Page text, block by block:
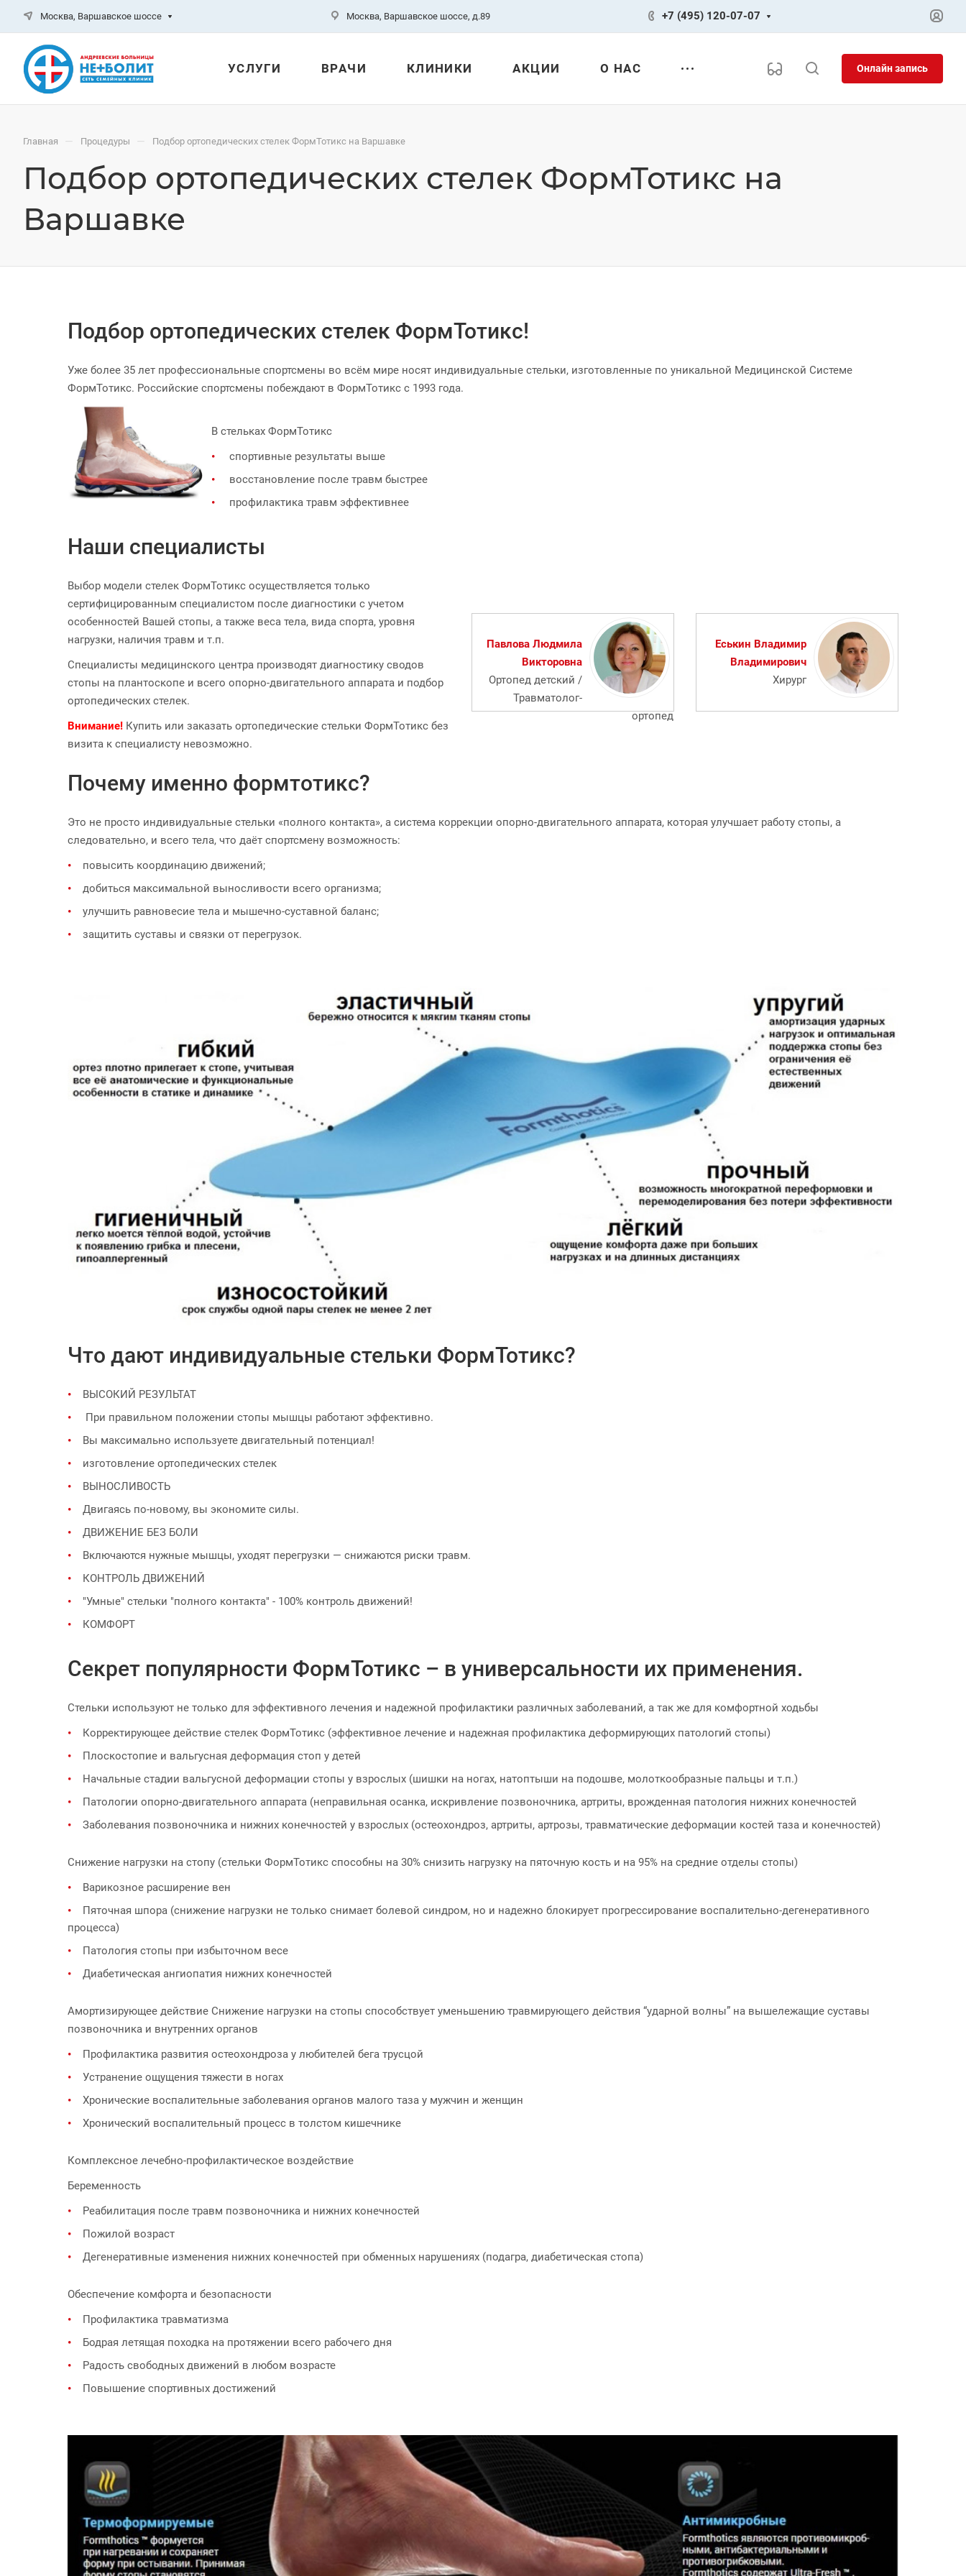
Москва, Варшавское шоссе Москва, Варшавское шоссе, д.89 +7 (495) 120-07-07
УСЛУГИ ВРАЧИ КЛИНИКИ АКЦИИ О НАС Онлайн запись
Главная — Процедуры — Подбор ортопедических стелек ФормТотикс на Варшавке
Подбор ортопедических стелек ФормТотикс на
Варшавке
Подбор ортопедических стелек ФормТотикс!
Уже более 35 лет профессиональные спортсмены во всём мире носят индивидуальные стельки, изготовленные по уникальной Медицинской Системе
ФормТотикс. Российские спортсмены побеждают в ФормТотикс с 1993 года.
В стельках ФормТотикс
спортивные результаты выше
восстановление после травм быстрее
профилактика травм эффективнее
Наши специалисты
Еськин Владимир
Владимирович
Хирург
Павлова Людмила
Викторовна
Ортопед детский /
Травматолог-
ортопед
Выбор модели стелек ФормТотикс осуществляется только
сертифицированным специалистом после диагностики с учетом
особенностей Вашей стопы, а также веса тела, вида спорта, уровня
нагрузки, наличия травм и т.п.
Специалисты медицинского центра производят диагностику сводов
стопы на плантоскопе и всего опорно-двигательного аппарата и подбор
ортопедических стелек.
Внимание! Купить или заказать ортопедические стельки ФормТотикс без
визита к специалисту невозможно.
Почему именно формтотикс?
Это не просто индивидуальные стельки «полного контакта», а система коррекции опорно-двигательного аппарата, которая улучшает работу стопы, а
следовательно, и всего тела, что даёт спортсмену возможность:
повысить координацию движений;
добиться максимальной выносливости всего организма;
улучшить равновесие тела и мышечно-суставной баланс;
защитить суставы и связки от перегрузок.
Что дают индивидуальные стельки ФормТотикс?
ВЫСОКИЙ РЕЗУЛЬТАТ
При правильном положении стопы мышцы работают эффективно.
Вы максимально используете двигательный потенциал!
изготовление ортопедических стелек
ВЫНОСЛИВОСТЬ
Двигаясь по-новому, вы экономите силы.
ДВИЖЕНИЕ БЕЗ БОЛИ
Включаются нужные мышцы, уходят перегрузки — снижаются риски травм.
КОНТРОЛЬ ДВИЖЕНИЙ
"Умные" стельки "полного контакта" - 100% контроль движений!
КОМФОРТ
Секрет популярности ФормТотикс – в универсальности их применения.
Стельки используют не только для эффективного лечения и надежной профилактики различных заболеваний, а так же для комфортной ходьбы
Корректирующее действие стелек ФормТотикс (эффективное лечение и надежная профилактика деформирующих патологий стопы)
Плоскостопие и вальгусная деформация стоп у детей
Начальные стадии вальгусной деформации стопы у взрослых (шишки на ногах, натоптыши на подошве, молоткообразные пальцы и т.п.)
Патологии опорно-двигательного аппарата (неправильная осанка, искривление позвоночника, артриты, врожденная патология нижних конечностей
Заболевания позвоночника и нижних конечностей у взрослых (остеохондроз, артриты, артрозы, травматические деформации костей таза и конечностей)
Снижение нагрузки на стопу (стельки ФормТотикс способны на 30% снизить нагрузку на пяточную кость и на 95% на средние отделы стопы)
Варикозное расширение вен
Пяточная шпора (снижение нагрузки не только снимает болевой синдром, но и надежно блокирует прогрессирование воспалительно-дегенеративного
процесса)
Патология стопы при избыточном весе
Диабетическая ангиопатия нижних конечностей
Амортизирующее действие Снижение нагрузки на стопы способствует уменьшению травмирующего действия “ударной волны” на вышележащие суставы
позвоночника и внутренних органов
Профилактика развития остеохондроза у любителей бега трусцой
Устранение ощущения тяжести в ногах
Хронические воспалительные заболевания органов малого таза у мужчин и женщин
Хронический воспалительный процесс в толстом кишечнике
Комплексное лечебно-профилактическое воздействие
Беременность
Реабилитация после травм позвоночника и нижних конечностей
Пожилой возраст
Дегенеративные изменения нижних конечностей при обменных нарушениях (подагра, диабетическая стопа)
Обеспечение комфорта и безопасности
Профилактика травматизма
Бодрая летящая походка на протяжении всего рабочего дня
Радость свободных движений в любом возрасте
Повышение спортивных достижений